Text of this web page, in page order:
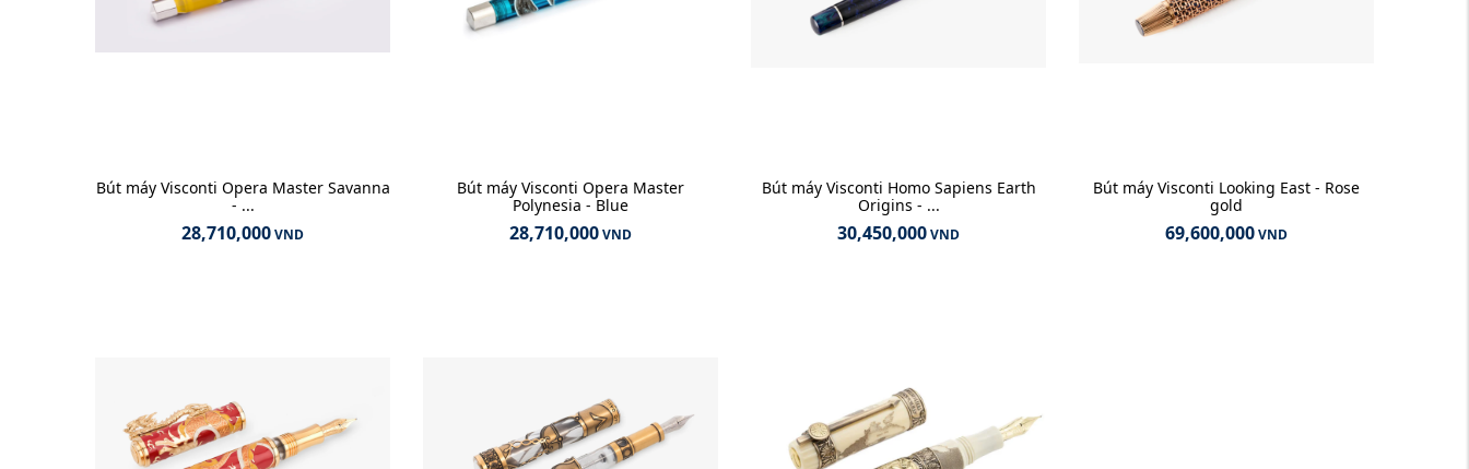
Bút máy Visconti Opera Master Savanna
- ...
28,710,000VND
Bút máy Visconti Opera Master
Polynesia - Blue
28,710,000VND
Bút máy Visconti Homo Sapiens Earth
Origins - ...
30,450,000VND
Bút máy Visconti Looking East - Rose
gold
69,600,000VND